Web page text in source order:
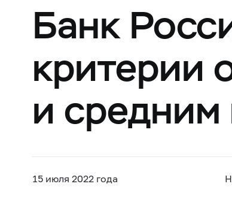
Банк
критерии
и средним
15 июля 2022 года